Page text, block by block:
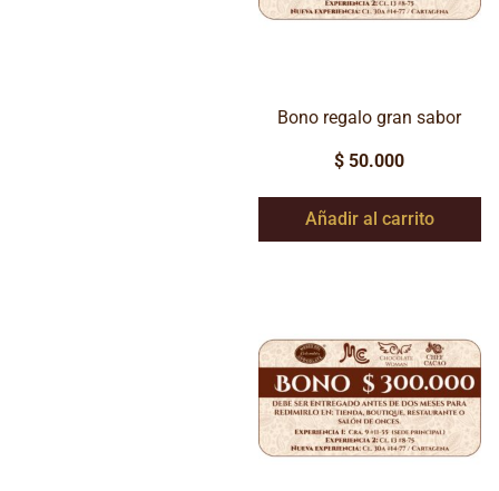
Bono regalo gran sabor
$ 50.000
Añadir al carrito